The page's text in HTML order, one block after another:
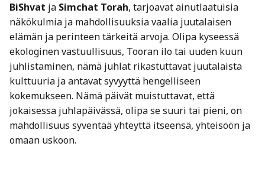
BiShvat ja Simchat Torah, tarjoavat ainutlaatuisia
näkökulmia ja mahdollisuuksia vaalia juutalaisen
elämän ja perinteen tärkeitä arvoja. Olipa kyseessä
ekologinen vastuullisuus, Tooran ilo tai uuden kuun
juhlistaminen, nämä juhlat rikastuttavat juutalaista
kulttuuria ja antavat syvyyttä hengelliseen
kokemukseen. Nämä päivät muistuttavat, että
jokaisessa juhlapäivässä, olipa se suuri tai pieni, on
mahdollisuus syventää yhteyttä itseensä, yhteisöön ja
omaan uskoon.